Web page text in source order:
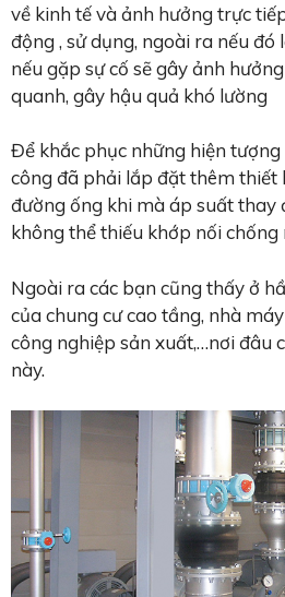
về kinh tế và ảnh hưởng trực
động , sử dụng, ngoài ra nếu
nếu gặp sự cố sẽ gây ảnh
quanh, gây hậu quả khó lường
Để khắc phục những hiện
công đã phải lắp đặt thêm thiết
đường ống khi mà áp suất thay
không thể thiếu khớp nối chống
Ngoài ra các bạn cũng thấy ở
của chung cư cao tầng, nhà
công nghiệp sản xuất,…nơi đâu
này.